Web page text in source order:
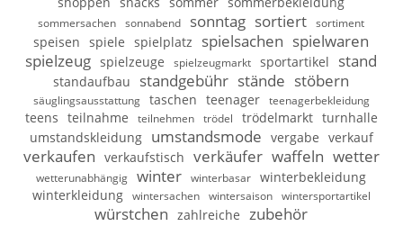
sommersachen sonnabend sonntag sortiert sortiment
speisen spiele spielplatz spielsachen spielwaren
spielzeug spielzeuge spielzeugmarkt sportartikel stand
standaufbau standgebühr stände stöbern
säuglingsausstattung taschen teenager teenagerbekleidung
teens teilnahme teilnehmen trödel trödelmarkt turnhalle
umstandskleidung umstandsmode vergabe verkauf
verkaufen verkaufstisch verkäufer waffeln wetter
wetterunabhängig winter winterbasar
winterbekleidung
winterkleidung
wintersachen wintersaison wintersportartikel
würstchen zahlreiche zubehör